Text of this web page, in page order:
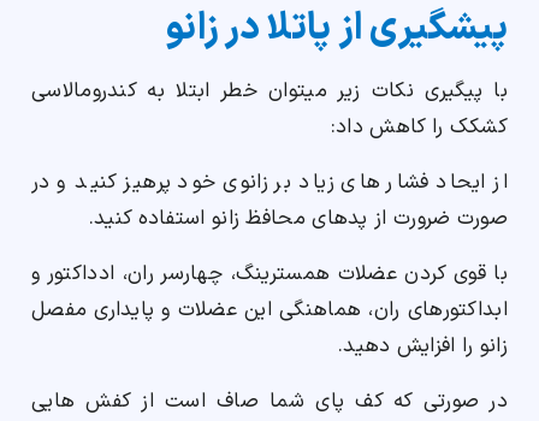
پیشگیری از پاتلا در زانو
با پیگیری نکات زیر میتوان خطر ابتلا به کندرومالاسی
کشکک را کاهش داد:
از ایحاد فشار های زیاد بر زانوی خود پرهیز کنید و در
صورت ضرورت از پدهای محافظ زانو استفاده کنید.
با قوی کردن عضلات همسترینگ، چهارسر ران، ادداکتور و
ابداکتورهای ران، هماهنگی این عضلات و پایداری مفصل
زانو را افزایش دهید.
در صورتی که کف پای شما صاف است از کفش هایی